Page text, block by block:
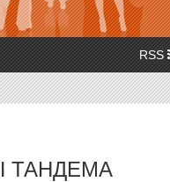
RSS
ТАНДЕМА